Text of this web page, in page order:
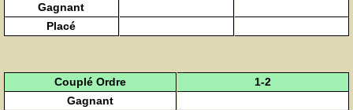
Gagnant
Placé
Couplé Ordre
1-2
Gagnant